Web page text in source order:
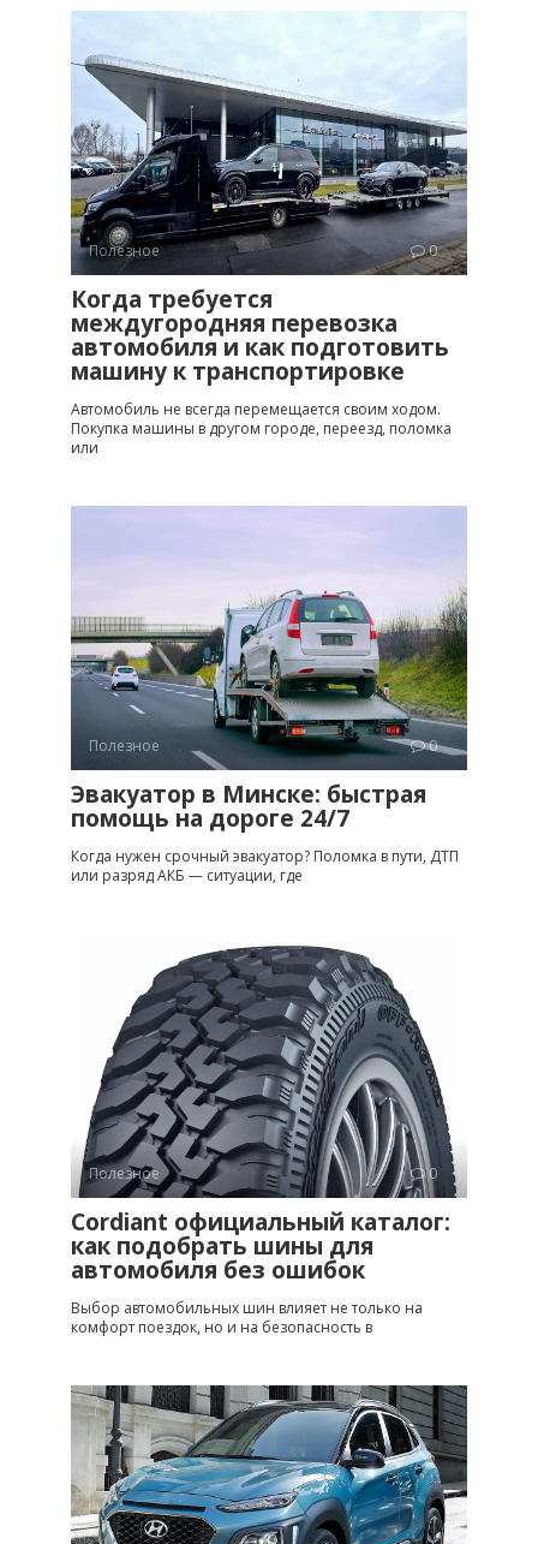
Полезное 0
Когда требуется
междугородняя перевозка
автомобиля и как подготовить
машину к транспортировке
Автомобиль не всегда перемещается своим ходом.
Покупка машины в другом городе, переезд, поломка
или
Полезное 0
Эвакуатор в Минске: быстрая
помощь на дороге 24/7
Когда нужен срочный эвакуатор? Поломка в пути, ДТП
или разряд АКБ — ситуации, где
Полезное 0
Cordiant официальный каталог:
как подобрать шины для
автомобиля без ошибок
Выбор автомобильных шин влияет не только на
комфорт поездок, но и на безопасность в